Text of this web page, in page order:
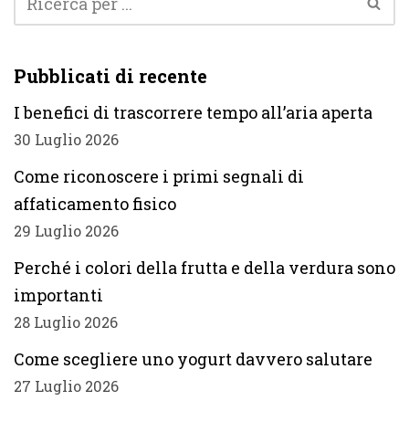
Pubblicati di recente
I benefici di trascorrere tempo all’aria aperta
30 Luglio 2026
Come riconoscere i primi segnali di
affaticamento fisico
29 Luglio 2026
Perché i colori della frutta e della verdura sono
importanti
28 Luglio 2026
Come scegliere uno yogurt davvero salutare
27 Luglio 2026